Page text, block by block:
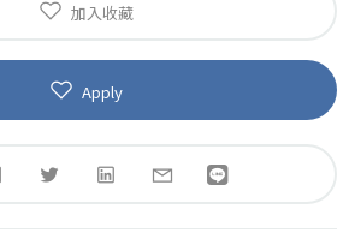
加入收藏
Apply